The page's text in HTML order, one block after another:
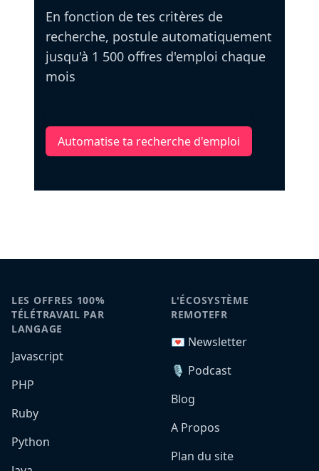
En fonction de tes critères de
recherche, postule automatiquement
jusqu'à 1 500 offres d'emploi chaque
mois
Automatise ta recherche d'emploi
LES OFFRES 100%
TÉLÉTRAVAIL PAR
LANGAGE
Javascript
PHP
Ruby
Python
L'ÉCOSYSTÈME
REMOTEFR
💌 Newsletter
🎙️ Podcast
Blog
A Propos
Plan du site